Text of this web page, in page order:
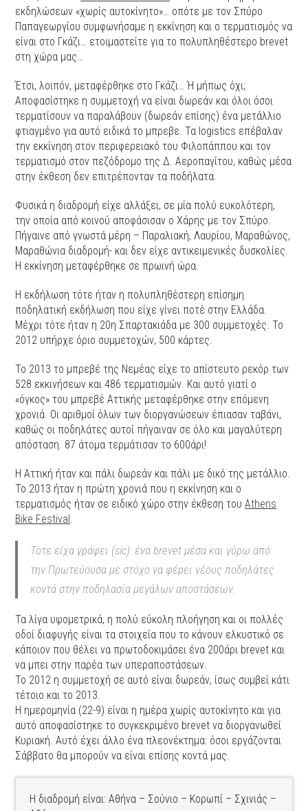
εκδηλώσεων «χωρίς αυτοκίνητο»… οπότε με τον Σπύρο
Παπαγεωργίου συμφωνήσαμε η εκκίνηση και ο τερματισμός να
είναι στο Γκάζι… ετοιμαστείτε για το πολυπληθέστερο brevet
στη χώρα μας…
Έτσι, λοιπόν, μεταφέρθηκε στο Γκάζι… Ή μήπως όχι;
Αποφασίστηκε η συμμετοχή να είναι δωρεάν και όλοι όσοι
τερματίσουν να παραλάβουν (δωρεάν επίσης) ένα μετάλλιο
φτιαγμένο για αυτό ειδικά το μπρεβε. Τα logistics επέβαλαν
την εκκίνηση στον περιφερειακό του Φιλοπάππου και τον
τερματισμό στον πεζόδρομο της Δ. Αεροπαγίτου, καθώς μέσα
στην έκθεση δεν επιτρέπονταν τα ποδήλατα.
Φυσικά η διαδρομή είχε αλλάξει, σε μία πολύ ευκολότερη,
την οποία από κοινού αποφάσισαν ο Χάρης με τον Σπύρο.
Πήγαινε από γνωστά μέρη – Παραλιακή, Λαυρίου, Μαραθώνος,
Μαραθώνια διαδρομή- και δεν είχε αντικειμενικές δυσκολίες.
Η εκκίνηση μεταφέρθηκε σε πρωινή ώρα.
Η εκδήλωση τότε ήταν η πολυπληθέστερη επίσημη
ποδηλατική εκδήλωση που είχε γίνει ποτέ στην Ελλάδα.
Μέχρι τότε ήταν η 20η Σπαρτακιάδα με 300 συμμετοχές. Το
2012 υπήρχε όριο συμμετοχών, 500 κάρτες.
Το 2013 το μπρεβέ της Νεμέας είχε το απίστευτο ρεκόρ των
528 εκκινήσεων και 486 τερματισμών. Και αυτό γιατί ο
«όγκος» του μπρεβέ Αττικής μεταφέρθηκε στην επόμενη
χρονιά. Οι αριθμοί όλων των διοργανώσεων έπιασαν ταβάνι,
καθώς οι ποδηλάτες αυτοί πήγαιναν σε όλο και μαγαλύτερη
απόσταση. 87 άτομα τερμάτισαν το 600άρι!
Η Αττική ήταν και πάλι δωρεάν και πάλι με δικό της μετάλλιο.
Το 2013 ήταν η πρώτη χρονιά που η εκκίνηση και ο
τερματισμός ήταν σε ειδικό χώρο στην έκθεση τουAthens
Bike Festival .
Τότε είχα γράψει (sic): ένα brevet μέσα και γύρω από
την Πρωτεύουσα με στόχο να φέρει νέους ποδηλάτες
κοντά στην ποδηλασία μεγάλων αποστάσεων.
Τα λίγα υψομετρικά, η πολύ εύκολη πλοήγηση και οι πολλές
οδοί διαφυγής είναι τα στοιχεία που το κάνουν ελκυστικό σε
κάποιον που θέλει να πρωτοδοκιμάσει ένα 200άρι brevet και
να μπει στην παρέα των υπεραποστάσεων.
Το 2012 η συμμετοχή σε αυτό είναι δωρεάν, ίσως συμβεί κάτι
τέτοιο και το 2013.
Η ημερομηνία (22-9) είναι η ημέρα χωρίς αυτοκίνητο και για
αυτό αποφασίστηκε το συγκεκριμένο brevet να διοργανωθεί
Κυριακή. Αυτό έχει άλλο ένα πλεονέκτημα: όσοι εργάζονται
Σάββατο θα μπορούν να είναι επίσης κοντά μας.
Η διαδρομή είναι: Αθήνα – Σούνιο – Κορωπί – Σχινιάς –